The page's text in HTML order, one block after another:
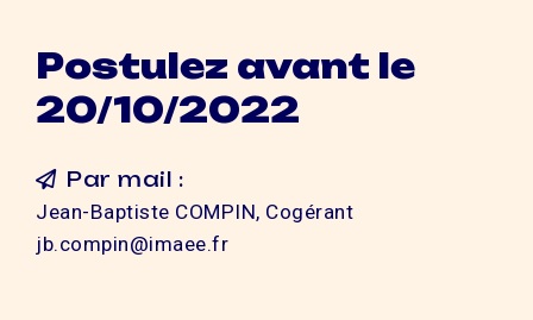
Postulez avant le
20/10/2022
Par mail :
Jean-Baptiste COMPIN, Cogérant
jb.compin@imaee.fr